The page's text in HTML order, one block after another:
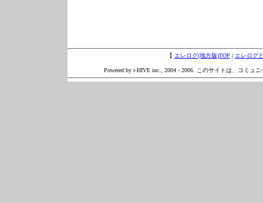
【 エレログ(地方版)TOP | エレログ
Powered by i-HIVE inc., 2004 - 2006. このサイトは、コミュ